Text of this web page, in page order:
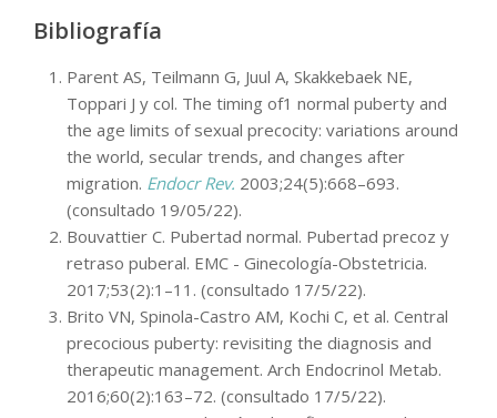
Bibliografía
Parent AS, Teilmann G, Juul A, Skakkebaek NE,
Toppari J y col. The timing of1 normal puberty and
the age limits of sexual precocity: variations around
the world, secular trends, and changes after
migration. Endocr Rev. 2003;24(5):668–693.
(consultado 19/05/22).
Bouvattier C. Pubertad normal. Pubertad precoz y
retraso puberal. EMC - Ginecología-Obstetricia.
2017;53(2):1–11. (consultado 17/5/22).
Brito VN, Spinola-Castro AM, Kochi C, et al. Central
precocious puberty: revisiting the diagnosis and
therapeutic management. Arch Endocrinol Metab.
2016;60(2):163–72. (consultado 17/5/22).